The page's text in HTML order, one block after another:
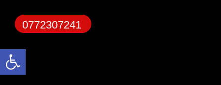
0772307241